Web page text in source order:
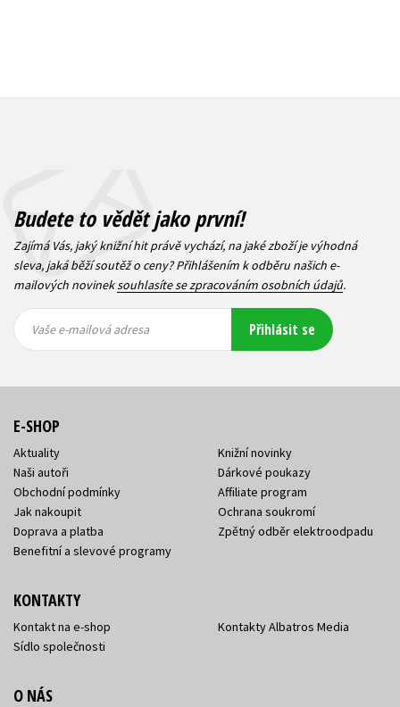
Budete to vědět jako první!
Zajímá Vás, jaký knižní hit právě vychází, na jaké zboží je výhodná
sleva, jaká běží soutěž o ceny? Přihlášením k odběru našich e-
mailových novineksouhlasíte se zpracováním osobních údajů.
mailová
mailová
Vaše e-mailová adresa Přihlásit se
E-SHOP
Aktuality
Naši autoři
Obchodní podmínky
Jak nakoupit
Doprava a platba
Benefitní a slevové programy
Knižní novinky
Dárkové poukazy
Affiliate program
Ochrana soukromí
Zpětný odběr elektroodpadu
KONTAKTY
Kontakt na e-shop
Sídlo společnosti
Kontakty Albatros Media
O NÁS